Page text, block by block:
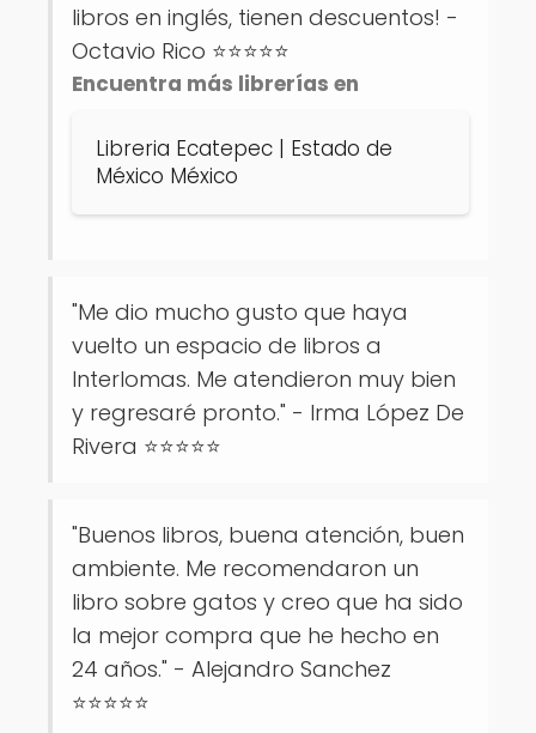
libros en inglés, tienen descuentos! -
Octavio Rico ⭐⭐⭐⭐⭐
Encuentra más librerías en
Libreria Ecatepec | Estado de
México México
"Me dio mucho gusto que haya
vuelto un espacio de libros a
Interlomas. Me atendieron muy bien
y regresaré pronto." - Irma López De
Rivera ⭐⭐⭐⭐⭐
"Buenos libros, buena atención, buen
ambiente. Me recomendaron un
libro sobre gatos y creo que ha sido
la mejor compra que he hecho en
24 años." - Alejandro Sanchez
⭐⭐⭐⭐⭐